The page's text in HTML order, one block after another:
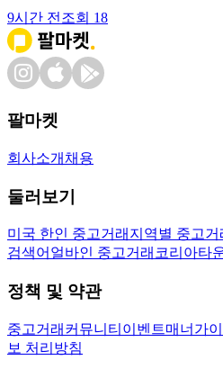
9시간 전 조회 18
팔마켓
회사소개 채용
둘러보기
미국 한인 중고거래 지역별 중고거
검색어 얼바인 중고거래 코리아타
정책 및 약관
중고거래 커뮤니티 이벤트매너가
보 처리방침